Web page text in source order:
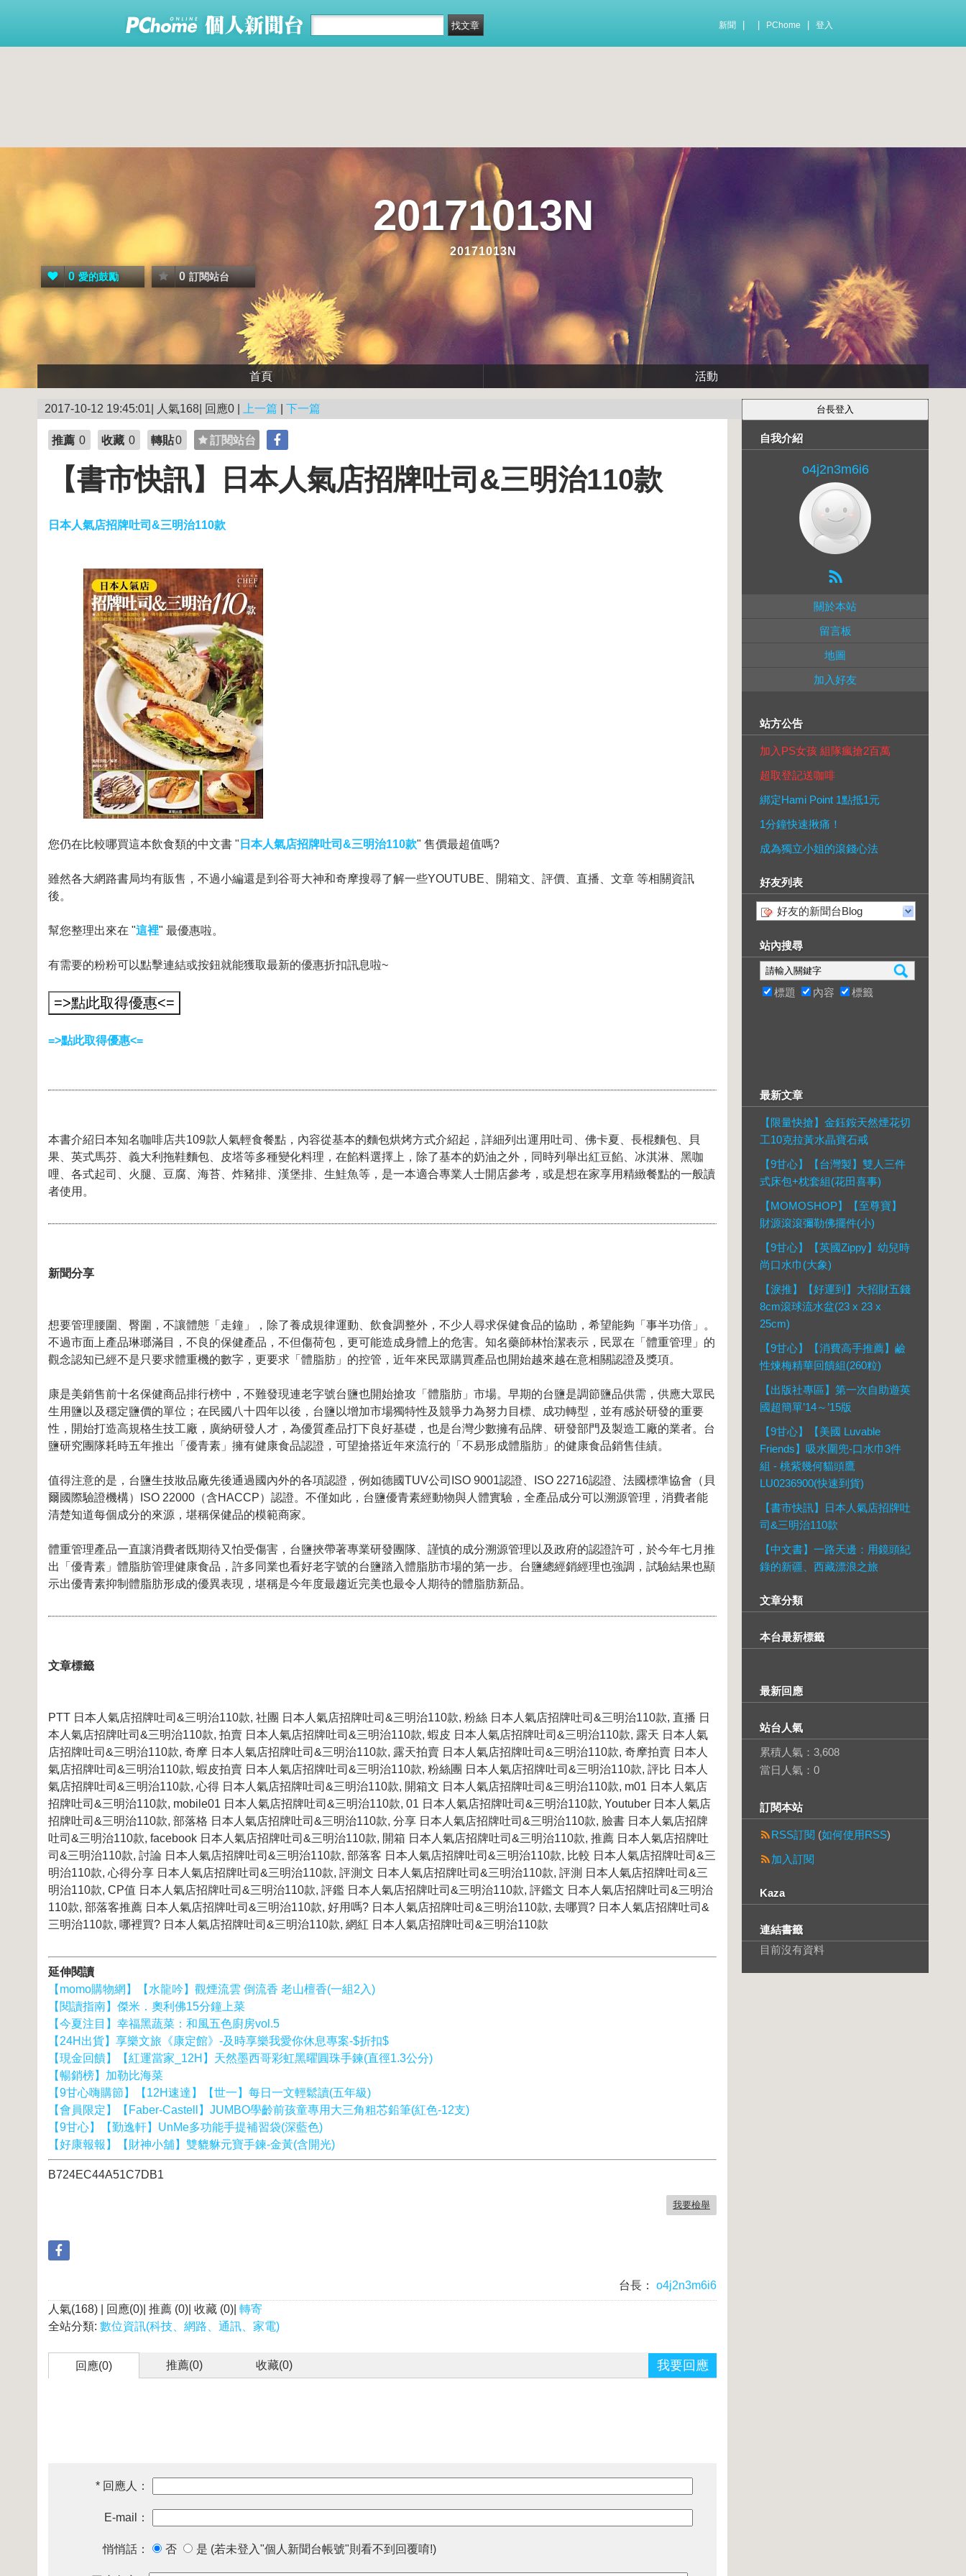
新聞 PChome 登入
20171013N
20171013N
0 愛的鼓勵 0 訂閱站台
首頁 活動
2017-10-12 19:45:01| 人氣168| 回應0 | 上一篇 下一篇
推薦 0 收藏 0 轉貼0 訂閱站台
【書市快訊】日本人氣店招牌吐司&三明治110款
日本人氣店招牌吐司&三明治110款
您仍在比較哪買這本飲食類的中文書 " 日本人氣店招牌吐司&三明治110款" 售價最超值嗎?
雖然各大網路書局均有販售，不過小編還是到谷哥大神和奇摩搜尋了解一些YOUTUBE、開箱文、評價、直播、文章 等相關資訊
後。
幫您整理出來在 "這裡" 最優惠啦。
有需要的粉粉可以點擊連結或按鈕就能獲取最新的優惠折扣訊息啦~
=>點此取得優惠<=
本書介紹日本知名咖啡店共109款人氣輕食餐點，內容從基本的麵包烘烤方式介紹起，詳細列出運用吐司、佛卡夏、長棍麵包、貝
果、英式馬芬、義大利拖鞋麵包、皮塔等多種變化料理，在餡料選擇上，除了基本的奶油之外，同時列舉出紅豆餡、冰淇淋、黑咖
哩、各式起司、火腿、豆腐、海苔、炸豬排、漢堡排、生鮭魚等，是一本適合專業人士開店參考，或是想在家享用精緻餐點的一般讀
者使用。
新聞分享
想要管理腰圍、臀圍，不讓體態「走鐘」，除了養成規律運動、飲食調整外，不少人尋求保健食品的協助，希望能夠「事半功倍」。
不過市面上產品琳瑯滿目，不良的保健產品，不但傷荷包，更可能造成身體上的危害。知名藥師林怡潔表示，民眾在「體重管理」的
觀念認知已經不是只要求體重機的數字，更要求「體脂肪」的控管，近年來民眾購買產品也開始越來越在意相關認證及獎項。
康是美銷售前十名保健商品排行榜中，不難發現連老字號台鹽也開始搶攻「體脂肪」市場。早期的台鹽是調節鹽品供需，供應大眾民
生用鹽以及穩定鹽價的單位；在民國八十四年以後，台鹽以增加市場獨特性及競爭力為努力目標、成功轉型，並有感於研發的重要
性，開始打造高規格生技工廠，廣納研發人才，為優質產品打下良好基礎，也是台灣少數擁有品牌、研發部門及製造工廠的業者。台
鹽研究團隊耗時五年推出「優青素」擁有健康食品認證，可望搶搭近年來流行的「不易形成體脂肪」的健康食品銷售佳績。
值得注意的是，台鹽生技妝品廠先後通過國內外的各項認證，例如德國TUV公司ISO 9001認證、ISO 22716認證、法國標準協會（貝
爾國際驗證機構）ISO 22000（含HACCP）認證。不僅如此，台鹽優青素經動物與人體實驗，全產品成分可以溯源管理，消費者能
清楚知道每個成分的來源，堪稱保健品的模範商家。
體重管理產品一直讓消費者既期待又怕受傷害，台鹽挾帶著專業研發團隊、謹慎的成分溯源管理以及政府的認證許可，於今年七月推
出「優青素」體脂肪管理健康食品，許多同業也看好老字號的台鹽踏入體脂肪市場的第一步。台鹽總經銷經理也強調，試驗結果也顯
示出優青素抑制體脂肪形成的優異表現，堪稱是今年度最趨近完美也最令人期待的體脂肪新品。
文章標籤
PTT 日本人氣店招牌吐司&三明治110款, 社團 日本人氣店招牌吐司&三明治110款, 粉絲 日本人氣店招牌吐司&三明治110款, 直播 日
本人氣店招牌吐司&三明治110款, 拍賣 日本人氣店招牌吐司&三明治110款, 蝦皮 日本人氣店招牌吐司&三明治110款, 露天 日本人氣
店招牌吐司&三明治110款, 奇摩 日本人氣店招牌吐司&三明治110款, 露天拍賣 日本人氣店招牌吐司&三明治110款, 奇摩拍賣 日本人
氣店招牌吐司&三明治110款, 蝦皮拍賣 日本人氣店招牌吐司&三明治110款, 粉絲團 日本人氣店招牌吐司&三明治110款, 評比 日本人
氣店招牌吐司&三明治110款, 心得 日本人氣店招牌吐司&三明治110款, 開箱文 日本人氣店招牌吐司&三明治110款, m01 日本人氣店
招牌吐司&三明治110款, mobile01 日本人氣店招牌吐司&三明治110款, 01 日本人氣店招牌吐司&三明治110款, Youtuber 日本人氣店
招牌吐司&三明治110款, 部落格 日本人氣店招牌吐司&三明治110款, 分享 日本人氣店招牌吐司&三明治110款, 臉書 日本人氣店招牌
吐司&三明治110款, facebook 日本人氣店招牌吐司&三明治110款, 開箱 日本人氣店招牌吐司&三明治110款, 推薦 日本人氣店招牌吐
司&三明治110款, 討論 日本人氣店招牌吐司&三明治110款, 部落客 日本人氣店招牌吐司&三明治110款, 比較 日本人氣店招牌吐司&三
明治110款, 心得分享 日本人氣店招牌吐司&三明治110款, 評測文 日本人氣店招牌吐司&三明治110款, 評測 日本人氣店招牌吐司&三
明治110款, CP值 日本人氣店招牌吐司&三明治110款, 評鑑 日本人氣店招牌吐司&三明治110款, 評鑑文 日本人氣店招牌吐司&三明治
110款, 部落客推薦 日本人氣店招牌吐司&三明治110款, 好用嗎? 日本人氣店招牌吐司&三明治110款, 去哪買? 日本人氣店招牌吐司&
三明治110款, 哪裡買? 日本人氣店招牌吐司&三明治110款, 網紅 日本人氣店招牌吐司&三明治110款
延伸閱讀
【momo購物網】【水龍吟】觀煙流雲 倒流香 老山檀香(一組2入)
【閱讀指南】傑米．奧利佛15分鐘上菜
【今夏注目】幸福黑蔬菜：和風五色廚房vol.5
【24H出貨】享樂文旅《康定館》-及時享樂我愛你休息專案-$折扣$
【現金回饋】【紅運當家_12H】天然墨西哥彩虹黑曜圓珠手鍊(直徑1.3公分)
【暢銷榜】加勒比海菜
【9甘心嗨購節】【12H速達】【世一】每日一文輕鬆讀(五年級)
【會員限定】【Faber-Castell】JUMBO學齡前孩童專用大三角粗芯鉛筆(紅色-12支)
【9甘心】【勤逸軒】UnMe多功能手提補習袋(深藍色)
【好康報報】【財神小舖】雙貔貅元寶手鍊-金黃(含開光)
B724EC44A51C7DB1
我要檢舉
台長：
o4j2n3m6i6
人氣(168) | 回應(0)| 推薦 (0)| 收藏 (0)| 轉寄
全站分類: 數位資訊(科技、網路、通訊、家電)
回應(0) 推薦(0) 收藏(0) 我要回應
* 回應人：
E-mail：
悄悄話： 否 是 (若未登入"個人新聞台帳號"則看不到回覆唷!)
自我介紹
o4j2n3m6i6
關於本站
留言板
地圖
加入好友
站方公告
加入PS女孩 組隊瘋搶2百萬
超取登記送咖啡
綁定Hami Point 1點抵1元
1分鐘快速揪痛！
成為獨立小姐的滾錢心法
好友列表
好友的新聞台Blog
站內搜尋
標題 內容 標籤
最新文章
【限量快搶】金鈺銨天然煙花切
工10克拉黃水晶寶石戒
【9甘心】【台灣製】雙人三件
式床包+枕套組(花田喜事)
【MOMOSHOP】【至尊寶】
財源滾滾彌勒佛擺件(小)
【9甘心】【英國Zippy】幼兒時
尚口水巾(大象)
【淚推】【好運到】大招財五錢
8cm滾球流水盆(23 x 23 x
25cm)
【9甘心】【消費高手推薦】鹼
性煉梅精華回饋組(260粒)
【出版社專區】第一次自助遊英
國超簡單’14～’15版
【9甘心】【美國 Luvable
Friends】吸水圍兜-口水巾3件
組 - 桃紫幾何貓頭鷹
LU0236900(快速到貨)
【書市快訊】日本人氣店招牌吐
司&三明治110款
【中文書】一路天邊：用鏡頭紀
錄的新疆、西藏漂浪之旅
文章分類
本台最新標籤
最新回應
站台人氣
累積人氣： 3,608
當日人氣： 0
訂閱本站
RSS訂閱 (如何使用RSS)
加入訂閱
Kaza
連結書籤
目前沒有資料